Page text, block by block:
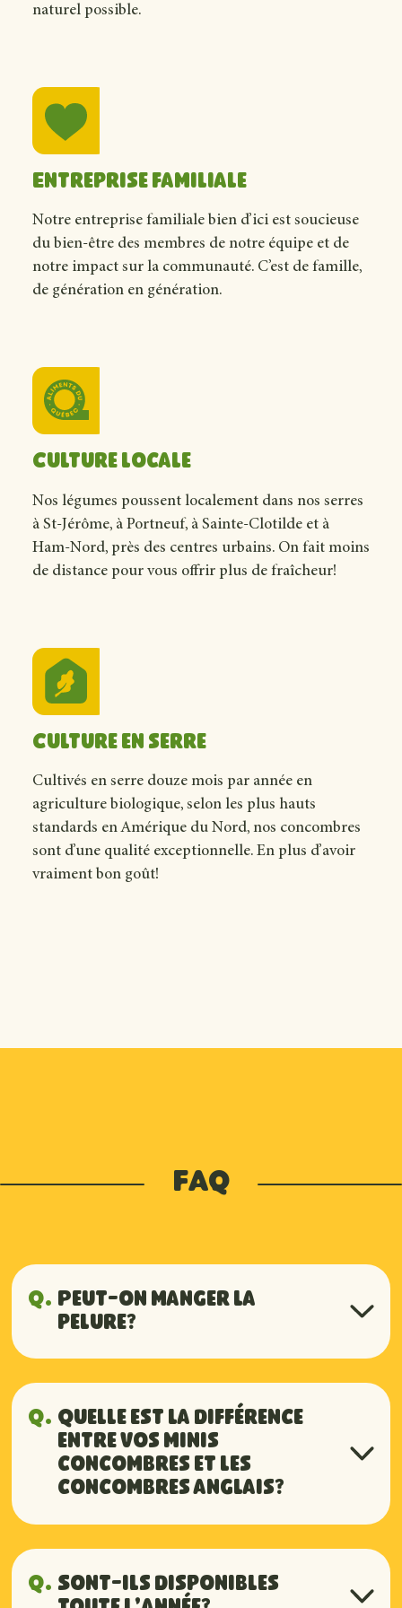
naturel possible.
Entreprise familiale
Notre entreprise familiale bien d’ici est soucieuse
du bien-être des membres de notre équipe et de
notre impact sur la communauté. C’est de famille,
de génération en génération.
Culture locale
Nos légumes poussent localement dans nos serres
à St-Jérôme, à Portneuf, à Sainte-Clotilde et à
Ham-Nord, près des centres urbains. On fait moins
de distance pour vous offrir plus de fraîcheur!
Culture en serre
Cultivés en serre douze mois par année en
agriculture biologique, selon les plus hauts
standards en Amérique du Nord, nos concombres
sont d’une qualité exceptionnelle. En plus d’avoir
vraiment bon goût!
FAQ
Q. Peut-on manger la
pelure?
R.
et savoureuse. Aucun besoin de
les peler.
Q. Quelle est la différence
entre vos minis
concombres et les
concombres anglais?
R.
avec une peau lisse et foncée
Q. Sont-ils disponibles